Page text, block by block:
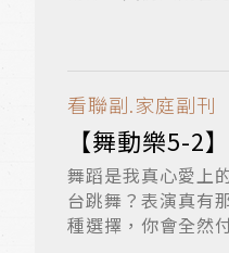
看聯副.家庭副刊
【舞動樂5-2
舞蹈是我真心愛上
台跳舞？表演真有
種選擇，你會全然